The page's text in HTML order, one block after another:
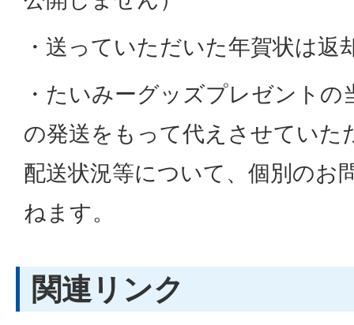
・送っていただいた年賀状は返
・たいみーグッズプレゼントの
の発送をもって代えさせていた
配送状況等について、個別のお
ねます。
関連リンク